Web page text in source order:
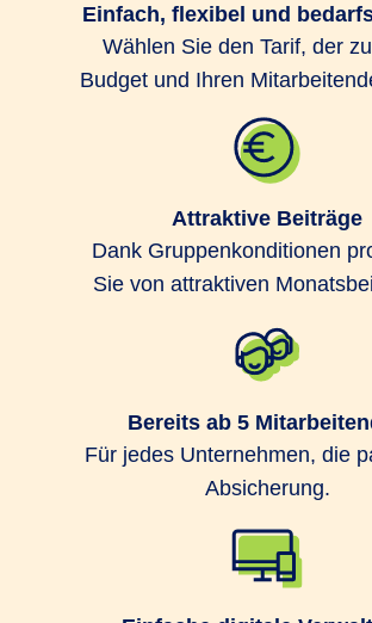
Firmenportal Vorsorgezum
anmelden
Die Leistungsabrechnung
zwischen uns und Ihren
ohne Aufwand für Sie.
Der Abschluss eines
bereits ab 5
Ihre Mitarbeitenden
Gesundheitsfragen
Einfach, flexibel und
Wählen Sie den Tarif, der
Budget und Ihren
Attraktive Beiträge
Dank Gruppenkonditionen
Sie von attraktiven
Bereits ab 5
Für jedes Unternehmen, die
Absicherung.